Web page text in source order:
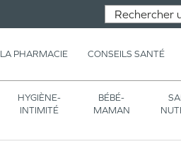
LA PHARMACIE CONSEILS SANTÉ
HYGIÈNE-
INTIMITÉ
BÉBÉ-
MAMAN